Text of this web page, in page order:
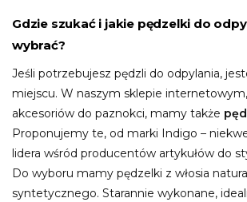
Gdzie szukać i jakie pędzelki do
wybrać?
Jeśli potrzebujesz pędzli do odpylania,
miejscu. W naszym sklepie
akcesoriów do paznokci, mamy także
Proponujemy te, od marki Indigo –
lidera wśród producentów artykułów do
Do wyboru mamy pędzelki z włosia
syntetycznego. Starannie wykonane,